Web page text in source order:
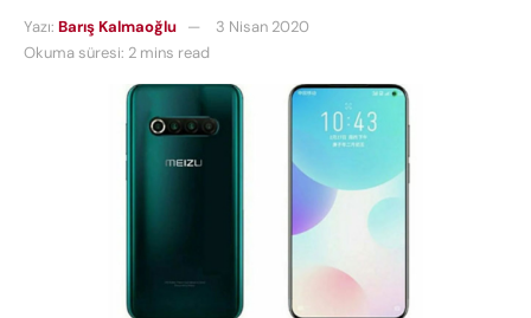
Yazı: Barış Kalmaoğlu
3 Nisan 2020
Okuma süresi: 2 mins read